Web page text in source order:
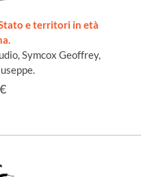
e territori in età
Symcox Geoffrey,